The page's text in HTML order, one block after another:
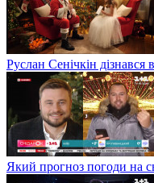
Руслан Сенічкін
Який прогноз погоди на